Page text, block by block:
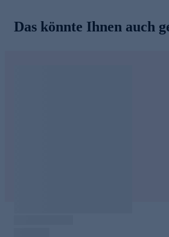
Das könnte Ihnen auch